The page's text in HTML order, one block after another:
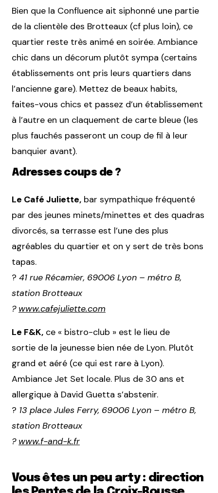
Bien que la Confluence ait siphonné une partie
de la clientèle des Brotteaux (cf plus loin), ce
quartier reste très animé en soirée. Ambiance
chic dans un décorum plutôt sympa (certains
établissements ont pris leurs quartiers dans
l’ancienne gare). Mettez de beaux habits,
faites-vous chics et passez d’un établissement
à l’autre en un claquement de carte bleue (les
plus fauchés passeront un coup de fil à leur
banquier avant).
Adresses coups de ?
Le Café Juliette, bar sympathique fréquenté
par des jeunes minets/minettes et des quadras
divorcés, sa terrasse est l’une des plus
agréables du quartier et on y sert de très bons
tapas.
? 41 rue Récamier, 69006 Lyon – métro B,
station Brotteaux
? www.cafejuliette.com
Le F&K, ce « bistro-club » est le lieu de
sortie de la jeunesse bien née de Lyon. Plutôt
grand et aéré (ce qui est rare à Lyon).
Ambiance Jet Set locale. Plus de 30 ans et
allergique à David Guetta s’abstenir.
? 13 place Jules Ferry, 69006 Lyon – métro B,
station Brotteaux
? www.f-and-k.fr
Vous êtes un peu arty : direction